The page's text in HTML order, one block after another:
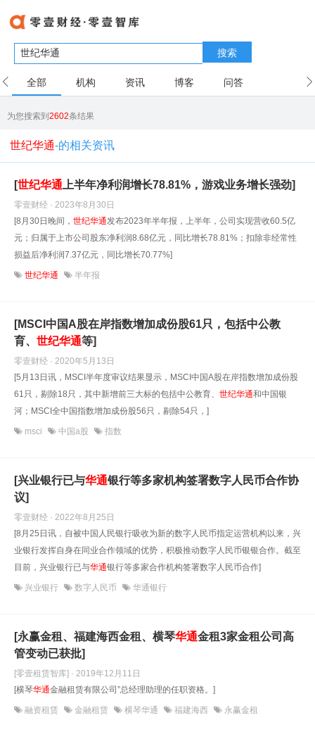
搜索
全部 机构 资讯 博客 问答
为您搜索到2602条结果
世纪华通-的相关资讯
[世纪华通 上半年净利润增长78.81%，游戏业务增长强劲]
零壹财经 · 2023年8月30日
[8月30日晚间， 世纪华通发布2023年半年报，上半年，公司实现营收60.5亿
元；归属于上市公司股东净利润8.68亿元，同比增长78.81%；扣除非经常性
损益后净利润7.37亿元，同比增长70.77%]
世纪华通 半年报
[MSCI中国A股在岸指数增加成份股61只，包括中公教
育、 世纪华通等]
零壹财经 · 2020年5月13日
[5月13日讯，MSCI半年度审议结果显示，MSCI中国A股在岸指数增加成份股
61只，剔除18只，其中新增前三大标的包括中公教育、 世纪华通和中国银
河；MSCI全中国指数增加成份股56只，剔除54只，]
msci 中国a股 指数
[兴业银行已与华通银行等多家机构签署数字人民币合作协
议]
零壹财经 · 2022年8月25日
[8月25日讯，自被中国人民银行吸收为新的数字人民币指定运营机构以来，兴
业银行发挥自身在同业合作领域的优势，积极推动数字人民币银银合作。截至
目前，兴业银行已与华通银行等多家合作机构签署数字人民币合作]
兴业银行 数字人民币 华通银行
[永赢金租、福建海西金租、横琴华通金租3家金租公司高
管变动已获批]
[零壹租赁智库] · 2019年12月11日
[横琴华通金融租赁有限公司”总经理助理的任职资格。]
融资租赁 金融租赁 横琴华通 福建海西 永赢金租